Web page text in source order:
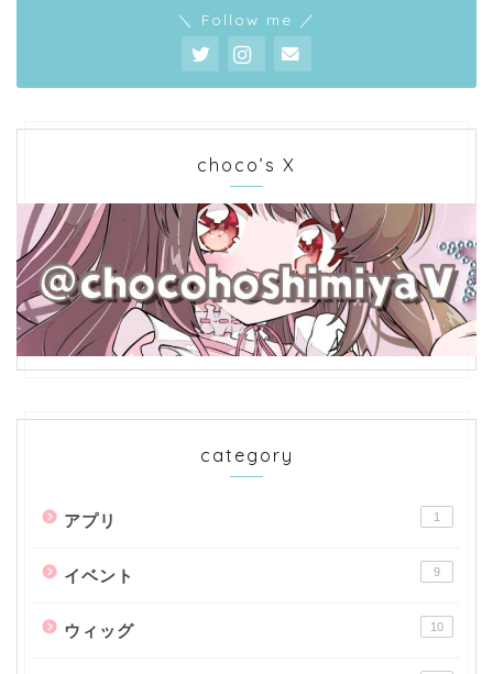
＼ Follow me ／
choco’s X
category
アプリ 1
イベント 9
ウィッグ 10